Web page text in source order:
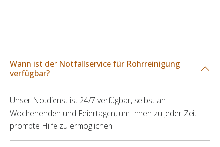
Wann ist der Notfallservice für Rohrreinigung
verfügbar?
Unser Notdienst ist 24/7 verfügbar, selbst an
Wochenenden und Feiertagen, um Ihnen zu jeder Zeit
prompte Hilfe zu ermöglichen.